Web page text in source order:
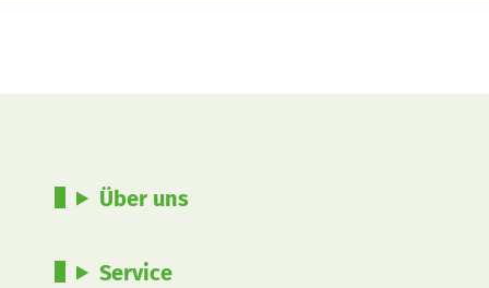
Über uns
Service